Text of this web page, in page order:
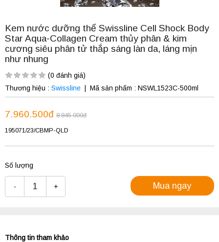
Kem nước dưỡng thể Swissline Cell Shock Body
Star Aqua-Collagen Cream thủy phân & kim
cương siêu phân tử thắp sáng làn da, láng mịn
như nhung
(0 đánh giá)
Thương hiệu : Swissline Mã sản phẩm : NSWL1523C-500ml
7.960.500đ 8.845.000đ
195071/23/CBMP-QLD
Số lượng
- + Mua ngay
Thông tin tham khảo